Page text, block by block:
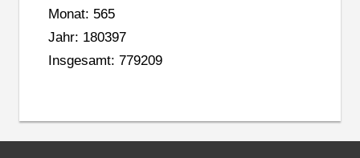
Monat: 565
Jahr: 180397
Insgesamt: 779209